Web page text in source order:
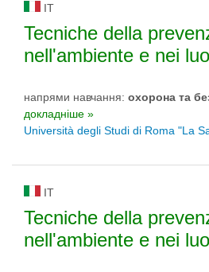
IT
Tecniche della
nell'ambiente e nei
напрями навчання: охорона та
докладніше »
Università degli Studi di Roma "La
IT
Tecniche della
nell'ambiente e nei